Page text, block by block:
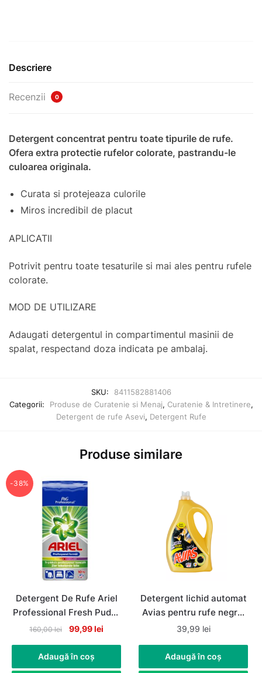
Descriere
Recenzii 0
Detergent concentrat pentru toate tipurile de rufe.
Ofera extra protectie rufelor colorate, pastrandu-le
culoarea originala.
Curata si protejeaza culorile
Miros incredibil de placut
APLICATII
Potrivit pentru toate tesaturile si mai ales pentru rufele
colorate.
MOD DE UTILIZARE
Adaugati detergentul in compartimentul masinii de
spalat, respectand doza indicata pe ambalaj.
SKU:
8411582881406
Categorii:
Produse de Curatenie si Menaj, Curatenie & Intretinere,
Detergent de rufe Asevi, Detergent Rufe
Produse similare
-38%
Detergent De Rufe Ariel
Professional Fresh Pudra
Automat, 67 de spalari,
160,00lei
Original
was:
160,00 lei.
99,99lei
99,99 lei.
Adaugă în coș
Detergent lichid automat
Avias pentru rufe negre,
80 spalari, 4litri
39,99 lei
Adaugă în coș